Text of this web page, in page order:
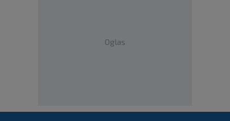
Oglas